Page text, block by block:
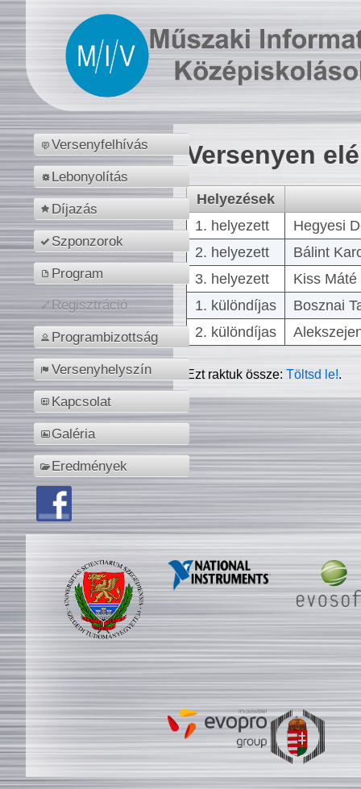
Versenyfelhívás
Lebonyolítás
Díjazás
Szponzorok
Program
Regisztráció
Programbizottság
Versenyhelyszín
Kapcsolat
Galéria
Eredmények
Versenyen
Helyezések
1. helyezett
Hegyesi
2. helyezett
Bálint
3. helyezett
Kiss
1. különdíjas
Bosznai
2. különdíjas
Ezt raktuk össze:Töltsd le!.